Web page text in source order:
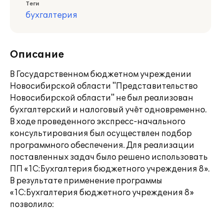
Теги
бухгалтерия
Описание
В Государственном бюджетном учреждении
Новосибирской области "Представительство
Новосибирской области" не был реализован
бухгалтерский и налоговый учёт одновременно.
В ходе проведенного экспресс-начального
консультирования был осуществлен подбор
программного обеспечения. Для реализации
поставленных задач было решено использовать
ПП «1С:Бухгалтерия бюджетного учреждения 8».
В результате применение программы
«1С:Бухгалтерия бюджетного учреждения 8»
позволило: